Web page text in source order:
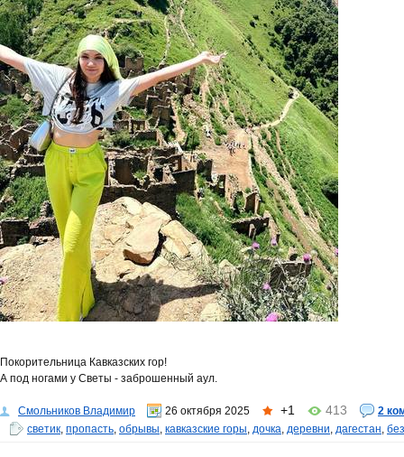
Покорительница Кавказских гор!
А под ногами у Светы - заброшенный аул.
Смольников Владимир 26 октября 2025 +1 413
2
светик, пропасть, обрывы, кавказские горы, дочка, деревни, дагестан,